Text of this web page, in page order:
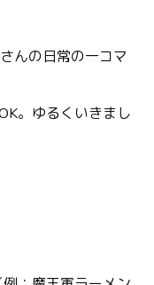
んの日常の一コマ
。ゆるくいきまし